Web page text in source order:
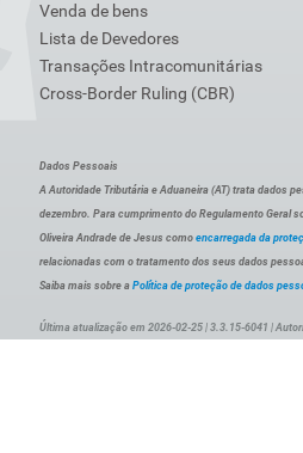
Venda de bens
Lista de Devedores
Transações Intracomunitárias
Cross-Border Ruling (CBR)
Dados Pessoais
A Autoridade Tributária e Aduaneira (AT) trata dados
dezembro. Para cumprimento do Regulamento Geral
Oliveira Andrade de Jesus como encarregada da
relacionadas com o tratamento dos seus dados
Saiba mais sobre a Política de proteção de dados
Última atualização em 2026-02-25 | 3.3.15-6041 |